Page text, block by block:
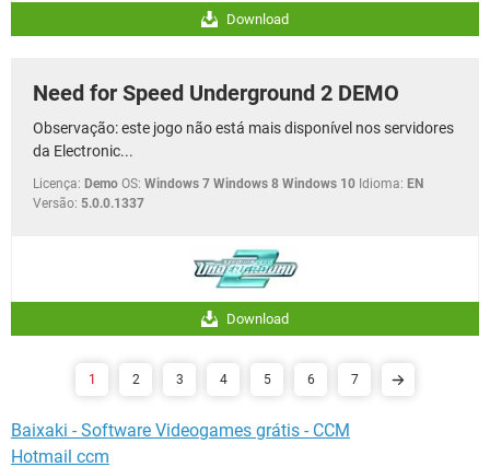
Download
Need for Speed Underground 2 DEMO
Observação: este jogo não está mais disponível nos servidores
da Electronic...
Licença: Demo OS: Windows 7 Windows 8 Windows 10 Idioma: EN
Versão: 5.0.0.1337
Download
1 2 3 4 5 6 7
Baixaki - Software Videogames grátis - CCM
Hotmail ccm